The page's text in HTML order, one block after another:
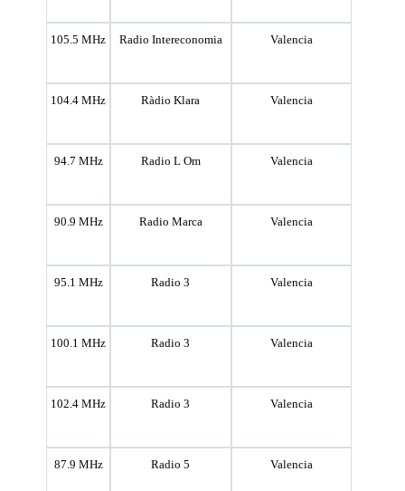
105.5 MHz Radio Intereconomia Valencia
104.4 MHz Ràdio Klara Valencia
94.7 MHz Radio L Om Valencia
90.9 MHz Radio Marca Valencia
95.1 MHz Radio 3 Valencia
100.1 MHz Radio 3 Valencia
102.4 MHz Radio 3 Valencia
87.9 MHz Radio 5 Valencia